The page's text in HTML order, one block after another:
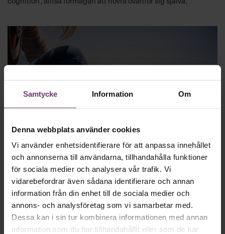
Samtycke Information Om
Denna webbplats använder cookies
Vi använder enhetsidentifierare för att anpassa innehållet
och annonserna till användarna, tillhandahålla funktioner
för sociala medier och analysera vår trafik. Vi
vidarebefordrar även sådana identifierare och annan
information från din enhet till de sociala medier och
annons- och analysföretag som vi samarbetar med.
Dessa kan i sin tur kombinera informationen med annan
information som du har tillhandahållit eller som de har
Självledarskap
12 böcker som lyfter ditt självledarskap
Utveckla dig själv och ditt ledarskap. Här är böckerna för dig
som vill bli bättre på självledarskap – för egen del, för ditt
team eller din organisation.